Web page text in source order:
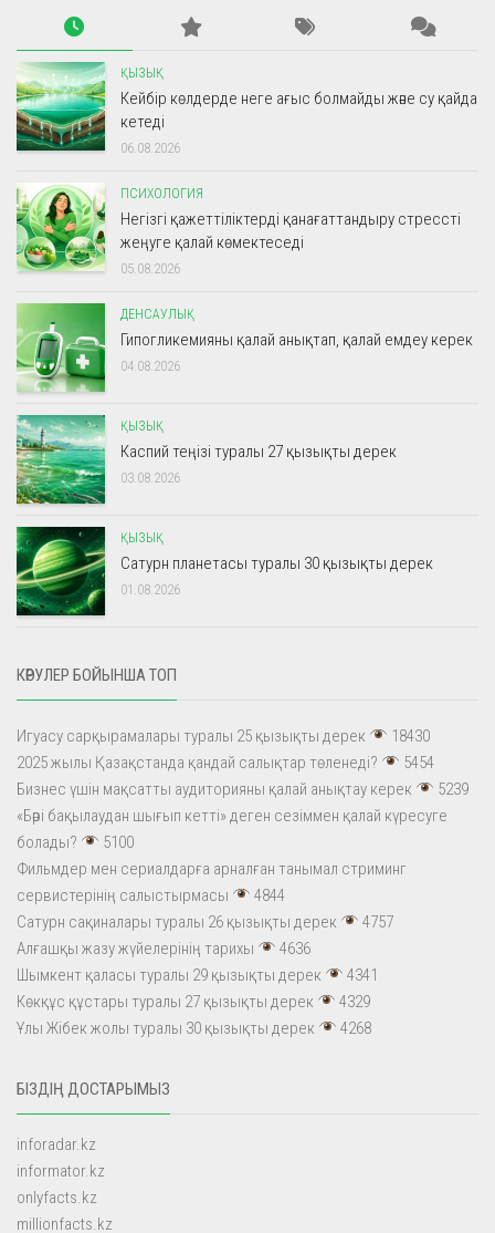
ҚЫЗЫҚ
Кейбір көлдерде неге ағыс болмайды және су қайда
кетеді
06.08.2026
ПСИХОЛОГИЯ
Негізгі қажеттіліктерді қанағаттандыру стрессті
жеңуге қалай көмектеседі
05.08.2026
ДЕНСАУЛЫҚ
Гипогликемияны қалай анықтап, қалай емдеу керек
04.08.2026
ҚЫЗЫҚ
Каспий теңізі туралы 27 қызықты дерек
03.08.2026
ҚЫЗЫҚ
Сатурн планетасы туралы 30 қызықты дерек
01.08.2026
КӨРУЛЕР БОЙЫНША ТОП
Игуасу сарқырамалары туралы 25 қызықты дерек
18430
2025 жылы Қазақстанда қандай салықтар төленеді?
5454
Бизнес үшін мақсатты аудиторияны қалай анықтау керек
5239
«Бәрі бақылаудан шығып кетті» деген сезіммен қалай күресуге
болады?
5100
Фильмдер мен сериалдарға арналған танымал стриминг
сервистерінің салыстырмасы
4844
Сатурн сақиналары туралы 26 қызықты дерек
4757
Алғашқы жазу жүйелерінің тарихы
4636
Шымкент қаласы туралы 29 қызықты дерек
4341
Көкқұс құстары туралы 27 қызықты дерек
4329
Ұлы Жібек жолы туралы 30 қызықты дерек
4268
БІЗДІҢ ДОСТАРЫМЫЗ
inforadar.kz
informator.kz
onlyfacts.kz
millionfacts.kz